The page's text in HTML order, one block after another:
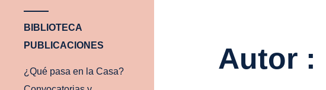
BIBLIOTECA
PUBLICACIONES
¿Qué pasa en la Casa?
Autor :